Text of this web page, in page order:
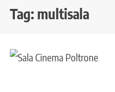
Tag: multisala